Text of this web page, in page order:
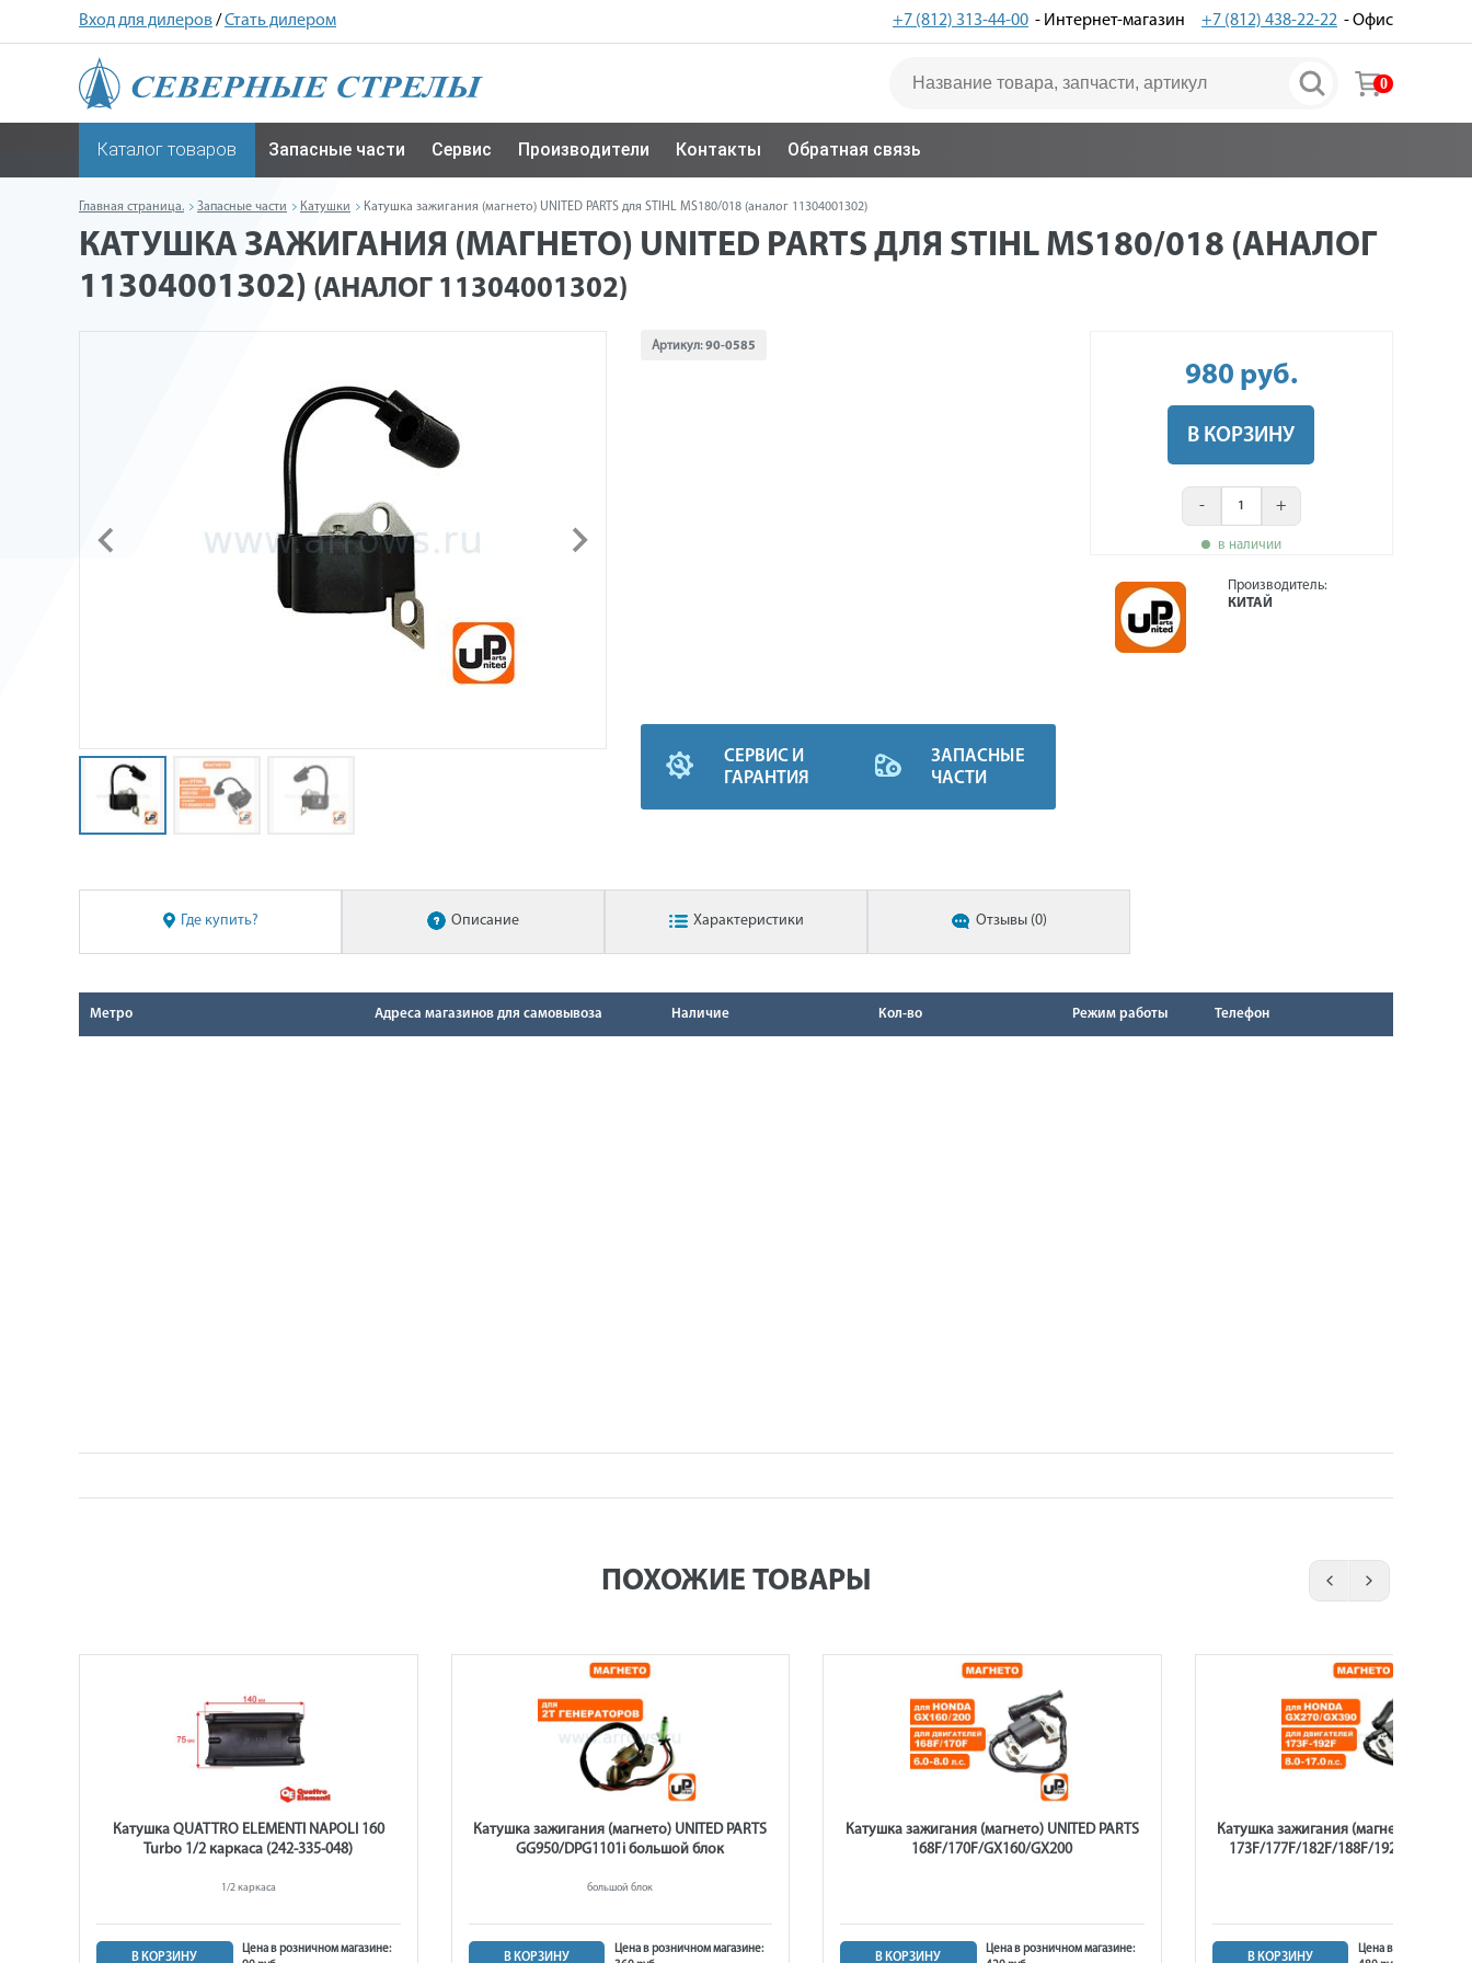
Вход для дилеров/Стать дилером +7 (812) 313-44-00 - Интернет-магазин +7 (812) 438-22-22 - Офис
0
Каталог товаров Запасные части Сервис Производители Контакты Обратная связь
Главная страница. Запасные части Катушки Катушка зажигания (магнето) UNITED PARTS для STIHL MS180/018 (аналог 11304001302)
КАТУШКА ЗАЖИГАНИЯ (МАГНЕТО) UNITED PARTS ДЛЯ STIHL MS180/018 (АНАЛОГ
11304001302) (АНАЛОГ 11304001302)
Артикул:90-0585
СЕРВИС И
ГАРАНТИЯ
ЗАПАСНЫЕ
ЧАСТИ
980 руб.
В КОРЗИНУ
- +
в наличии
Производитель:
КИТАЙ
Где купить? Описание Характеристики Отзывы (0)
Метро Адреса магазинов для самовывоза Наличие Кол-во Режим работы Телефон
ПОХОЖИЕ ТОВАРЫ
Катушка QUATTRO ELEMENTI NAPOLI 160
Turbo 1/2 каркаса (242-335-048)
1/2 каркаса
В КОРЗИНУ
Цена в розничном магазине:
Катушка зажигания (магнето) UNITED PARTS
GG950/DPG1101i большой блок
большой блок
В КОРЗИНУ
Цена в розничном магазине:
Катушка зажигания (магнето) UNITED PARTS
168F/170F/GX160/GX200
В КОРЗИНУ
Цена в розничном магазине:
Катушка зажигания (магнето) UNITED
173F/177F/182F/188F/192F, GX270/
В КОРЗИНУ
Цена в розничном